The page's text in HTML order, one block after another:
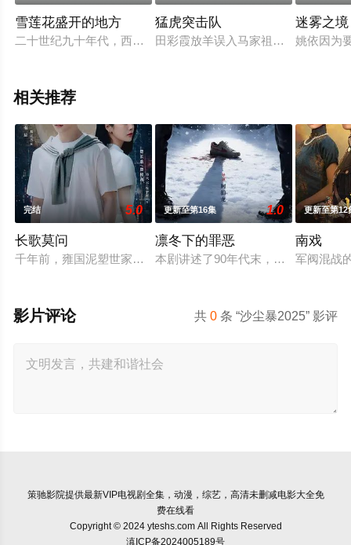
雪莲花盛开的地方
二十世纪九十年代，西藏自治区经济急需发展，中央第三次西藏
猛虎突击队
田彩霞放羊误入马家祖坟，族长追打
迷雾之境
姚依因为
相关推荐
完结 5.0
长歌莫问
千年前，雍国泥塑世家楚门因进贡的“十二生肖”离奇流血炸裂，
更新至第16集 1.0
凛冬下的罪恶
本剧讲述了90年代末，怒河市刑侦支
更新至第12
南戏
军阀混战
共0 条 “沙尘暴2025” 影评
影片评论
策驰影院提供最新VIP电视剧全集，动漫，综艺，高清未删减电影大全免
费在线看
Copyright © 2024 yteshs.com All Rights Reserved
滇ICP备2024005189号